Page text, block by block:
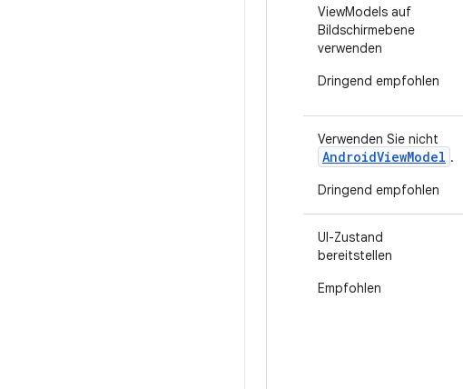
ViewModels auf
Bildschirmebene
verwenden
Dringend empfohlen
Verwenden Sie nicht
AndroidViewModel .
Dringend empfohlen
UI-Zustand
bereitstellen
Empfohlen